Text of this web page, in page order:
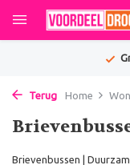
Terug Home
Brievenbussen |